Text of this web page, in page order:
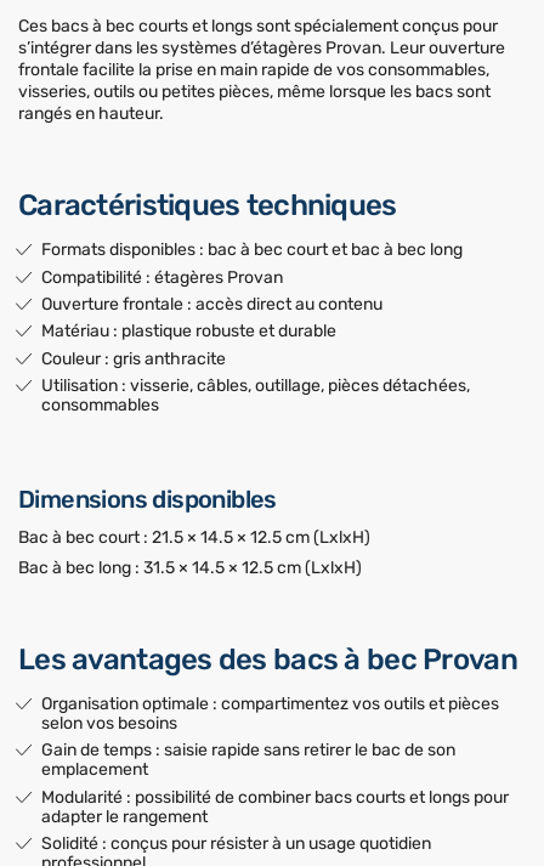
Ces bacs à bec courts et longs sont spécialement conçus pour
s’intégrer dans les systèmes d’étagères Provan. Leur ouverture
frontale facilite la prise en main rapide de vos consommables,
visseries, outils ou petites pièces, même lorsque les bacs sont
rangés en hauteur.
Caractéristiques techniques
Formats disponibles : bac à bec court et bac à bec long
Compatibilité : étagères Provan
Ouverture frontale : accès direct au contenu
Matériau : plastique robuste et durable
Couleur : gris anthracite
Utilisation : visserie, câbles, outillage, pièces détachées,
consommables
Dimensions disponibles
Bac à bec court : 21.5 × 14.5 × 12.5 cm (LxlxH)
Bac à bec long : 31.5 × 14.5 × 12.5 cm (LxlxH)
Les avantages des bacs à bec Provan
Organisation optimale : compartimentez vos outils et pièces
selon vos besoins
Gain de temps : saisie rapide sans retirer le bac de son
emplacement
Modularité : possibilité de combiner bacs courts et longs pour
adapter le rangement
Solidité : conçus pour résister à un usage quotidien